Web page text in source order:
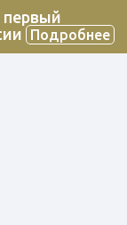
первый
Подробнее